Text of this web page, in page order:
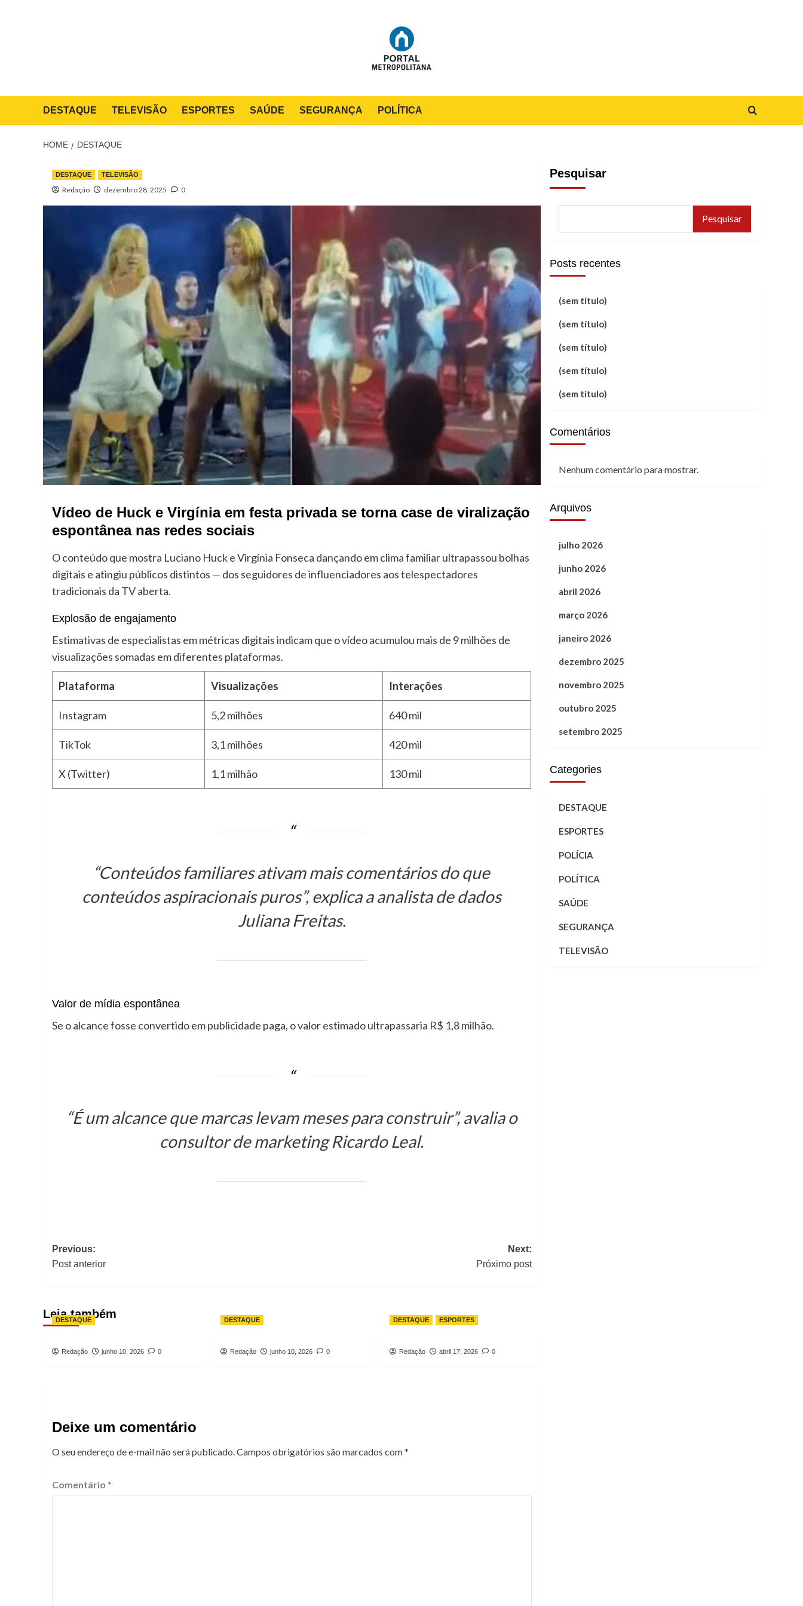
DESTAQUE TELEVISÃO ESPORTES SAÚDE SEGURANÇA POLÍTICA
HOME DESTAQUE
DESTAQUE TELEVISÃO
Redação dezembro 28, 2025 0
Vídeo de Huck e Virgínia em festa privada se torna case de viralização
espontânea nas redes sociais
O conteúdo que mostra Luciano Huck e Virgínia Fonseca dançando em clima familiar ultrapassou bolhas
digitais e atingiu públicos distintos — dos seguidores de influenciadores aos telespectadores
tradicionais da TV aberta.
Explosão de engajamento
Estimativas de especialistas em métricas digitais indicam que o vídeo acumulou mais de 9 milhões de
visualizações somadas em diferentes plataformas.
Plataforma Visualizações Interações
Instagram 5,2 milhões 640 mil
TikTok 3,1 milhões 420 mil
X (Twitter) 1,1 milhão 130 mil
“Conteúdos familiares ativam mais comentários do que
conteúdos aspiracionais puros”, explica a analista de dados
Juliana Freitas.
Valor de mídia espontânea
Se o alcance fosse convertido em publicidade paga, o valor estimado ultrapassaria R$ 1,8 milhão.
“É um alcance que marcas levam meses para construir”, avalia o
consultor de marketing Ricardo Leal.
Post
navigation
Previous:
Post anterior
Next:
Próximo post
Leia também
DESTAQUE
Redação junho 10, 2026 0
DESTAQUE
Redação junho 10, 2026 0
DESTAQUE ESPORTES
Redação abril 17, 2026 0
Deixe um comentário
O seu endereço de e-mail não será publicado.Campos obrigatórios são marcados com*
Comentário *
Pesquisar
Pesquisar
Posts recentes
(sem título)
(sem título)
(sem título)
(sem título)
(sem título)
Comentários
Nenhum comentário para mostrar.
Arquivos
julho 2026
junho 2026
abril 2026
março 2026
janeiro 2026
dezembro 2025
novembro 2025
outubro 2025
setembro 2025
Categories
DESTAQUE
ESPORTES
POLÍCIA
POLÍTICA
SAÚDE
SEGURANÇA
TELEVISÃO